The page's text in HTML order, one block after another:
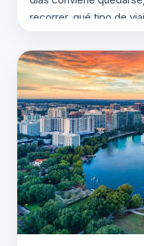
recorrer, qué tipo de